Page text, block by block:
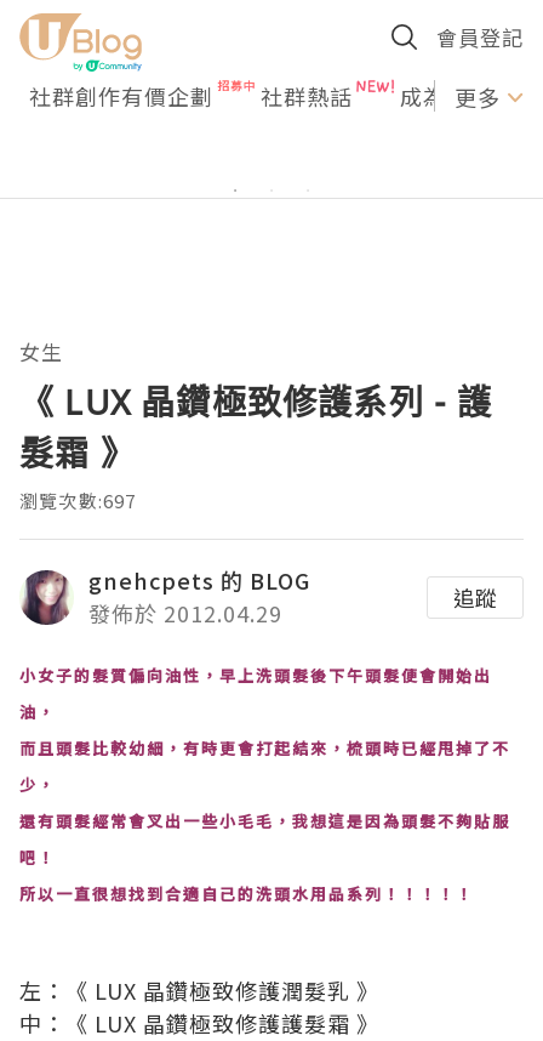
會員登記
社群創作有價企劃 社群熱話 成為U更多
女生
《 LUX 晶鑽極致修護系列 - 護
髮霜 》
瀏覽次數:697
gnehcpets 的 BLOG
發佈於 2012.04.29
追蹤
小女子的髮質偏向油性，早上洗頭髮後下午頭髮便會開始出
油，
而且頭髮比較幼細，有時更會打起結來，梳頭時已經甩掉了不
少，
還有頭髮經常會叉出一些小毛毛，我想這是因為頭髮不夠貼服
吧！
所以一直很想找到合適自己的洗頭水用品系列！！！！！
左：《 LUX 晶鑽極致修護潤髮乳 》
中：《 LUX 晶鑽極致修護護髮霜 》